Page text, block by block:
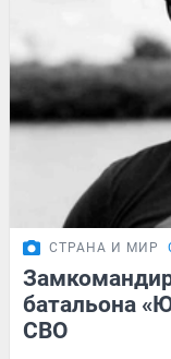
СТРАНА И МИР
батальона
СВО